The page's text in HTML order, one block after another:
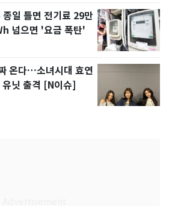
종일 틀면 전기료 29만
넘으면 '요금 폭탄'
온다…소녀시대 효연
유닛 출격 [N이슈]